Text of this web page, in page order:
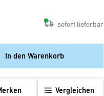
sofort lieferbar
In den Warenkorb
Vergleichen